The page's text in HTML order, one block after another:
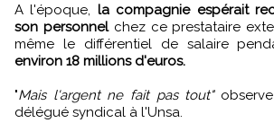
A l'époque, la compagnie espérait
son personnelchez ce prestataire
même le différentiel de salaire
environ 18 millions d'euros.
"Mais l'argent ne fait pas tout"
délégué syndical à l'Unsa.